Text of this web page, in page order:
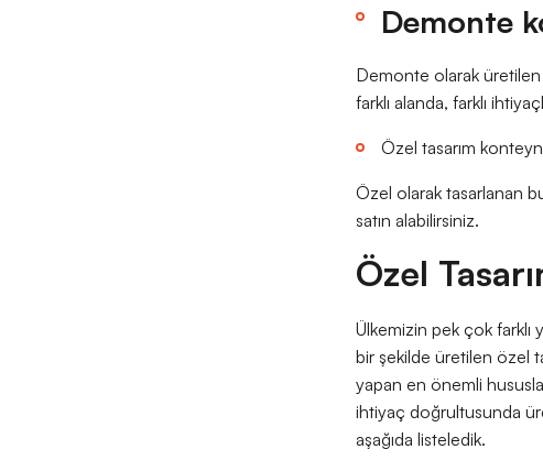
Demonte
Demonte olarak üretilen
farklı alanda, farklı
Özel tasarım
Özel olarak tasarlanan
satın alabilirsiniz.
Özel
Ülkemizin pek çok farklı
bir şekilde üretilen özel
yapan en önemli
ihtiyaç doğrultusunda
aşağıda listeledik.